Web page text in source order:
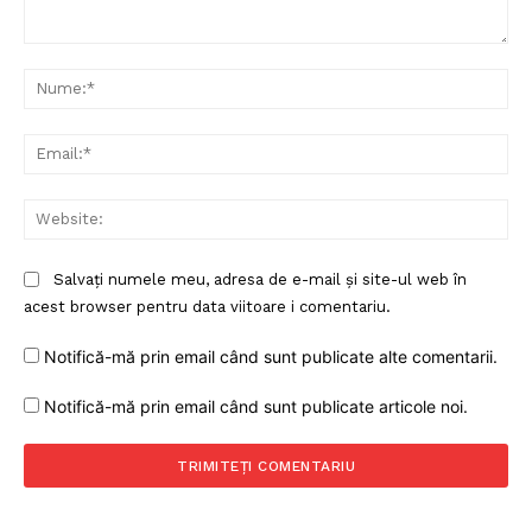
Salvați numele meu, adresa de e-mail și site-ul web în
acest browser pentru data viitoare i comentariu.
Notifică-mă prin email când sunt publicate alte comentarii.
Notifică-mă prin email când sunt publicate articole noi.